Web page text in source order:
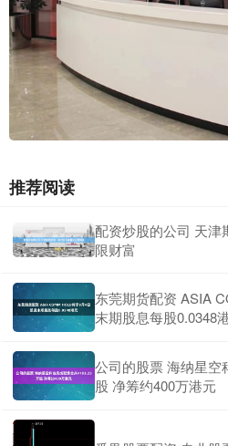
推荐阅读
配资炒股的公司 天津
限财富
东莞期货配资 ASIA
末期股息每股0.0348
公司的股票 海纳星空
股 净筹约400万港元